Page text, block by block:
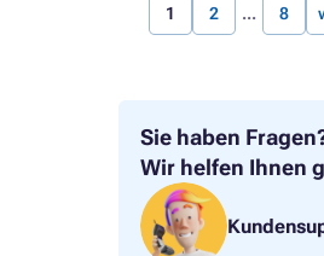
Sie haben
Wir helfen Ihnen
1 2 8